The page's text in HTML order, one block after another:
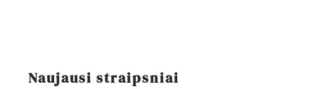
Naujausi straipsniai